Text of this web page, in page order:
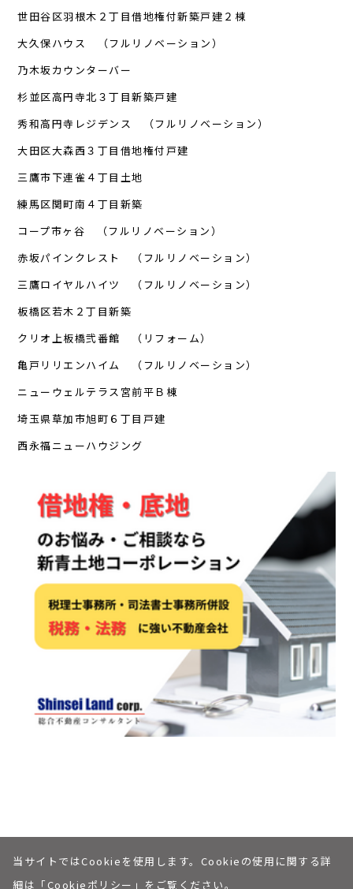
世田谷区羽根木２丁目借地権付新築戸建２棟
大久保ハウス （フルリノベーション）
乃木坂カウンターバー
杉並区高円寺北３丁目新築戸建
秀和高円寺レジデンス （フルリノベーション）
大田区大森西３丁目借地権付戸建
三鷹市下連雀４丁目土地
練馬区関町南４丁目新築
コープ市ヶ谷 （フルリノベーション）
赤坂パインクレスト （フルリノベーション）
三鷹ロイヤルハイツ （フルリノベーション）
板橋区若木２丁目新築
クリオ上板橋弐番館 （リフォーム）
亀戸リリエンハイム （フルリノベーション）
ニューウェルテラス宮前平Ｂ棟
埼玉県草加市旭町６丁目戸建
西永福ニューハウジング
© Shinsei Land corp.
個人情報保護への取り組みについて 私たちについて
当サイトではCookieを使用します。Cookieの使用に関する詳
細は「Cookieポリシー 」をご覧ください。